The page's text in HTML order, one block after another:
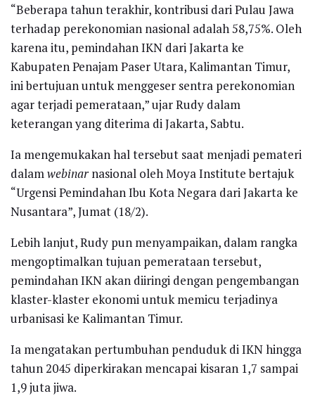
“Beberapa tahun terakhir, kontribusi dari Pulau Jawa
terhadap perekonomian nasional adalah 58,75%. Oleh
karena itu, pemindahan IKN dari Jakarta ke
Kabupaten Penajam Paser Utara, Kalimantan Timur,
ini bertujuan untuk menggeser sentra perekonomian
agar terjadi pemerataan,” ujar Rudy dalam
keterangan yang diterima di Jakarta, Sabtu.
Ia mengemukakan hal tersebut saat menjadi pemateri
dalam webinar nasional oleh Moya Institute bertajuk
“Urgensi Pemindahan Ibu Kota Negara dari Jakarta ke
Nusantara”, Jumat (18/2).
Lebih lanjut, Rudy pun menyampaikan, dalam rangka
mengoptimalkan tujuan pemerataan tersebut,
pemindahan IKN akan diiringi dengan pengembangan
klaster-klaster ekonomi untuk memicu terjadinya
urbanisasi ke Kalimantan Timur.
Ia mengatakan pertumbuhan penduduk di IKN hingga
tahun 2045 diperkirakan mencapai kisaran 1,7 sampai
1,9 juta jiwa.